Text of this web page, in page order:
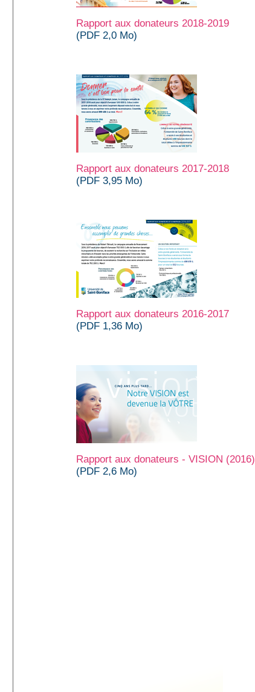
Rapport aux donateurs 2018-2019
(PDF 2,0 Mo)
Rapport aux donateurs 2017-2018
(PDF 3,95 Mo)
Rapport aux donateurs 2016-2017
(PDF 1,36 Mo)
Rapport aux donateurs - VISION (2016)
(PDF 2,6 Mo)